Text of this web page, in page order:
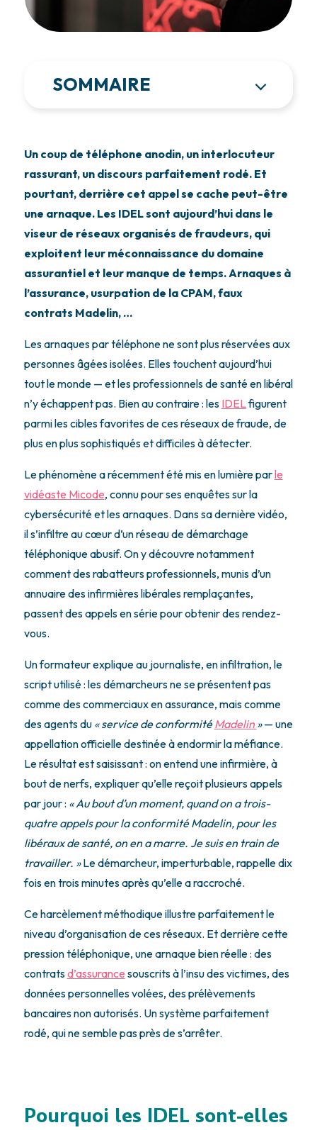
SOMMAIRE
Un coup de téléphone anodin, un interlocuteur
rassurant, un discours parfaitement rodé. Et
pourtant, derrière cet appel se cache peut-être
une arnaque. Les IDEL sont aujourd’hui dans le
viseur de réseaux organisés de fraudeurs, qui
exploitent leur méconnaissance du domaine
assurantiel et leur manque de temps. Arnaques à
l’assurance, usurpation de la CPAM, faux
contrats Madelin, …
Les arnaques par téléphone ne sont plus réservées aux
personnes âgées isolées. Elles touchent aujourd’hui
tout le monde — et les professionnels de santé en libéral
n’y échappent pas. Bien au contraire : les IDELfigurent
parmi les cibles favorites de ces réseaux de fraude, de
plus en plus sophistiqués et difficiles à détecter.
Le phénomène a récemment été mis en lumière parle
vidéaste Micode, connu pour ses enquêtes sur la
cybersécurité et les arnaques. Dans sa dernière vidéo,
il s’infiltre au cœur d’un réseau de démarchage
téléphonique abusif. On y découvre notamment
comment des rabatteurs professionnels, munis d’un
annuaire des infirmières libérales remplaçantes,
passent des appels en série pour obtenir des rendez-
vous.
Un formateur explique au journaliste, en infiltration, le
script utilisé : les démarcheurs ne se présentent pas
comme des commerciaux en assurance, mais comme
des agents du « service de conformitéMadelin »— une
appellation officielle destinée à endormir la méfiance.
Le résultat est saisissant : on entend une infirmière, à
bout de nerfs, expliquer qu’elle reçoit plusieurs appels
par jour : « Au bout d’un moment, quand on a trois-
quatre appels pour la conformité Madelin, pour les
libéraux de santé, on en a marre. Je suis en train de
travailler. »Le démarcheur, imperturbable, rappelle dix
fois en trois minutes après qu’elle a raccroché.
Ce harcèlement méthodique illustre parfaitement le
niveau d’organisation de ces réseaux. Et derrière cette
pression téléphonique, une arnaque bien réelle : des
contratsd’assurance souscrits à l’insu des victimes, des
données personnelles volées, des prélèvements
bancaires non autorisés. Un système parfaitement
rodé, qui ne semble pas près de s’arrêter.
Pourquoi les IDEL sont-elles